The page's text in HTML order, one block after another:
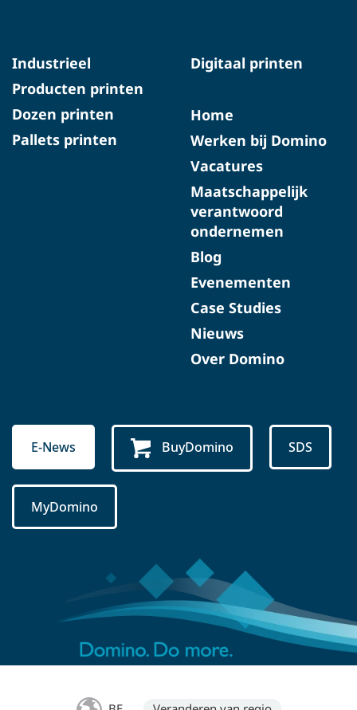
Industrieel
Producten printen
Dozen printen
Pallets printen
Digitaal printen
Home
Werken bij Domino
Vacatures
Maatschappelijk
verantwoord
ondernemen
Blog
Evenementen
Case Studies
Nieuws
Over Domino
E-News BuyDomino SDS
MyDomino